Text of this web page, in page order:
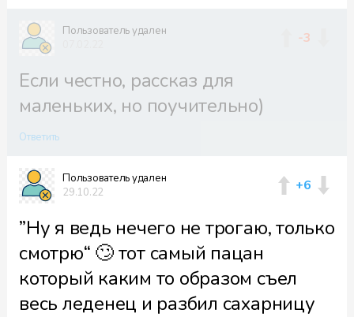
Пользователь удален
-3
Если честно, рассказ для
маленьких, но поучительно)
Ответить
Пользователь удален
29.10.22
+6
”Ну я ведь нечего не трогаю, только
смотрю“ 🙄 тот самый пацан
который каким то образом съел
весь леденец и разбил сахарницу